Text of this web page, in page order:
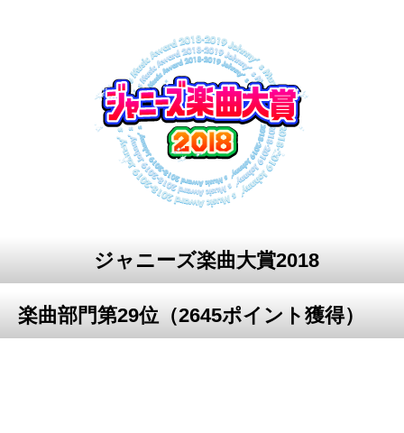
ジャニーズ楽曲大賞2018
楽曲部門第29位（2645ポイント獲得）